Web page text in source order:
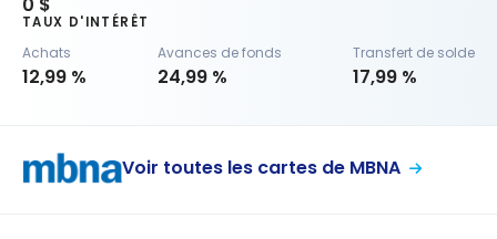
TAUX D'INTÉRÊT
Achats
12,99 %
Avances de fonds
24,99 %
Transfert de solde
17,99 %
Voir toutes les cartes de MBNA